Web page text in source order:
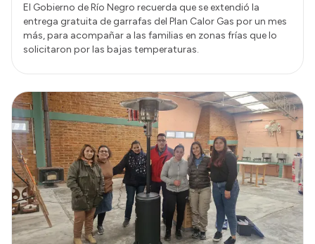
El Gobierno de Río Negro recuerda que se extendió la
entrega gratuita de garrafas del Plan Calor Gas por un mes
más, para acompañar a las familias en zonas frías que lo
solicitaron por las bajas temperaturas.